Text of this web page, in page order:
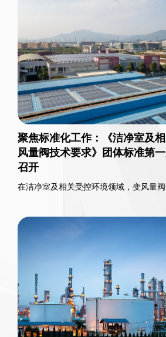
聚焦标准化工作：《洁净室及
风量阀技术要求》团体标准第
召开
在洁净室及相关受控环境领域，变风量
核心控制部件，其重要性不言而喻。3